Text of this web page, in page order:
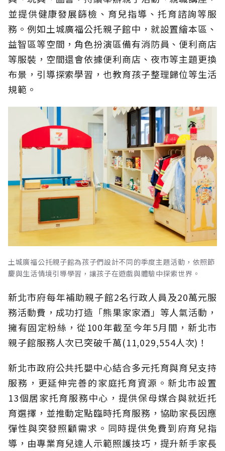
並提供健康發展篩檢、育兒指導、托育諮詢等服
務。例如土城廣福公托親子館中，就設置繪本區、
益智區等空間，角色扮演區備有消防員、便利商店
等服裝，空間還會依據便利商店、夜市等主題更換
布景，引導探索學習，也教育孩子整理歸位等生活
規範。
土城廣福公托親子館為孩子們設計不同的季度主題活動，依照節
慶與生活情境引導學習，讓孩子在遊戲與體驗中探索世界。
新北市府每年補助親子館2名行政人員及20萬元服
務活動費，成功打造「熊果家家酒」等人氣活動，
擁有固定粉絲，從100年截至今年5月間，新北市
親子館服務人次已突破千萬(11,029,554人次)！
新北市政府公共托嬰中心結合多元托育與育兒支持
服務，更延伸完善的家庭托育資源。新北市設置
13個居家托育服務中心，提供保母媒合與就近托
育選擇，並推動定點臨時托育服務，協助家長因應
彈性與突發照顧需求。同時提供免費到府育兒指
導，由專業育兒達人示範照護技巧，提升新手家長